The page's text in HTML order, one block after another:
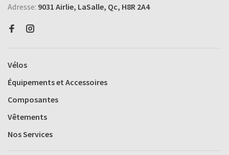
Adresse: 9031 Airlie, LaSalle, Qc, H8R 2A4
Vélos
Équipements et Accessoires
Composantes
Vêtements
Nos Services